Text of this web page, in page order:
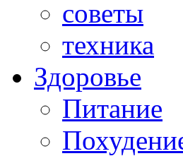
советы
техника
Здоровье
Питание